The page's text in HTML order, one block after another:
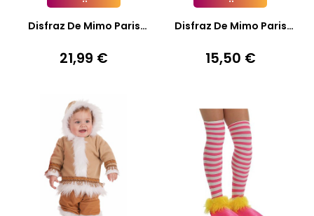
Añadir A La Cesta
Disfraz De Mimo Paris
Precio
21,99 €
Añadir A La Cesta
Disfraz De Mimo Paris
Precio
15,50 €